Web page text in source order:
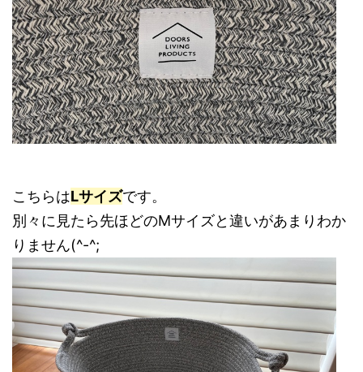
こちらはLサイズです。
別々に見たら先ほどのMサイズと違いがあまりわか
りません(^-^;